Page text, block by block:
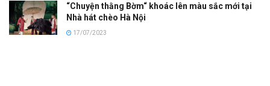
“Chuyện thằng Bờm“ khoác lên màu sắc mới tại
Nhà hát chèo Hà Nội
17/07/2023